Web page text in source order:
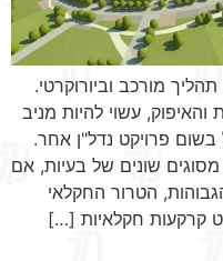
מורכב וביורוקרטי.
עשוי להיות מניב
בשום פרויקט נדל"ן אחר.
שונים של בעיות, אם
הטרור החקלאי
קרקעות חקלאיות […]